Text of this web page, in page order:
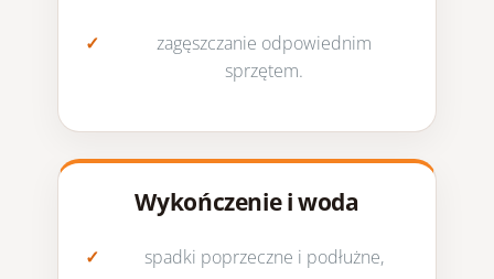
zagęszczanie odpowiednim
sprzętem.
Wykończenie i woda
spadki poprzeczne i podłużne,